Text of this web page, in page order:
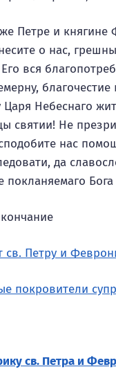
Петре и
о нас,
Его вся
Царя Небеснаго
святии! Не
нас
да
св. Петру и
покровители
св. Петра и